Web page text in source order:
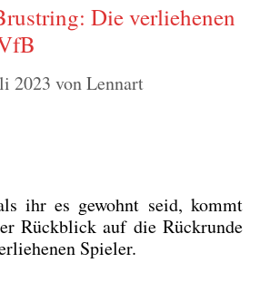
Die verliehenen
2023 vonLennart
ihr es gewohnt seid, kommt
Rück­blick auf die Rück­run­de
Spie­ler.